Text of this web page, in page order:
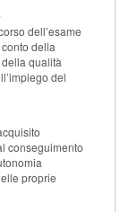
dell’esame
della
qualità
del
conseguimento
proprie